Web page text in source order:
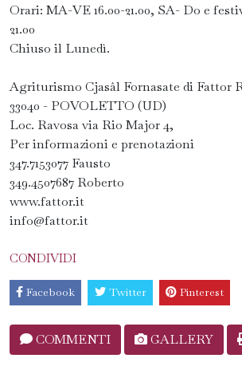
Orari: MA-VE 16.00-21.00, SA- Do e
21.00
Chiuso il Lunedì.
Agriturismo Cjasâl Fornasate di Fattor
33040 - POVOLETTO (UD)
Loc. Ravosa via Rio Major 4,
Per informazioni e prenotazioni
347.7153077 Fausto
349.4507687 Roberto
www.fattor.it
info@fattor.it
CONDIVIDI
Facebook Twitter Pinterest
COMMENTI GALLERY